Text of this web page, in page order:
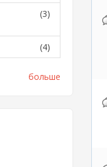
(3)
(4)
больше